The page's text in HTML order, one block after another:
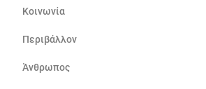
Κοινωνία
Περιβάλλον
Άνθρωπος